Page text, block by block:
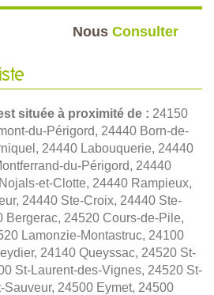
Nous Consulter
située à proximité de : 24150
du-Périgord, 24440 Born-de-
24440 Labouquerie, 24440
du-Périgord, 24440
et-Clotte, 24440 Rampieux,
24440 Ste-Croix, 24440 Ste-
Bergerac, 24520 Cours-de-Pile,
Lamonzie-Montastruc, 24100
24140 Queyssac, 24520 St-
St-Laurent-des-Vignes, 24520 St-
Sauveur, 24500 Eymet, 24500